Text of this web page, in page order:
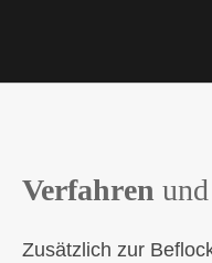
Verfahren und
Zusätzlich zur